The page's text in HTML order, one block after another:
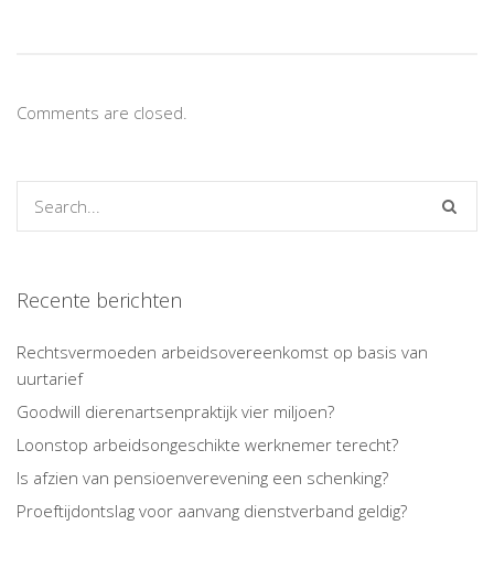
Comments are closed.
Recente berichten
Rechtsvermoeden arbeidsovereenkomst op basis van
uurtarief
Goodwill dierenartsenpraktijk vier miljoen?
Loonstop arbeidsongeschikte werknemer terecht?
Is afzien van pensioenverevening een schenking?
Proeftijdontslag voor aanvang dienstverband geldig?